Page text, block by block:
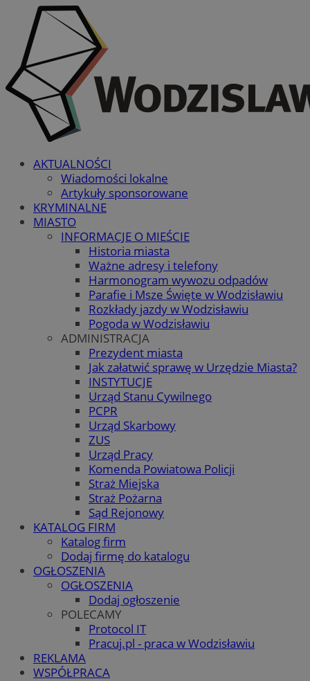
AKTUALNOŚCI
Wiadomości lokalne
Artykuły sponsorowane
KRYMINALNE
MIASTO
INFORMACJE O MIEŚCIE
Historia miasta
Ważne adresy i telefony
Harmonogram wywozu odpadów
Parafie i Msze Święte w Wodzisławiu
Rozkłady jazdy w Wodzisławiu
Pogoda w Wodzisławiu
ADMINISTRACJA
Prezydent miasta
Jak załatwić sprawę w Urzędzie Miasta?
INSTYTUCJE
Urząd Stanu Cywilnego
PCPR
Urząd Skarbowy
ZUS
Urząd Pracy
Komenda Powiatowa Policji
Straż Miejska
Straż Pożarna
Sąd Rejonowy
KATALOG FIRM
Katalog firm
Dodaj firmę do katalogu
OGŁOSZENIA
OGŁOSZENIA
Dodaj ogłoszenie
POLECAMY
Protocol IT
Pracuj.pl - praca w Wodzisławiu
REKLAMA
WSPÓŁPRACA